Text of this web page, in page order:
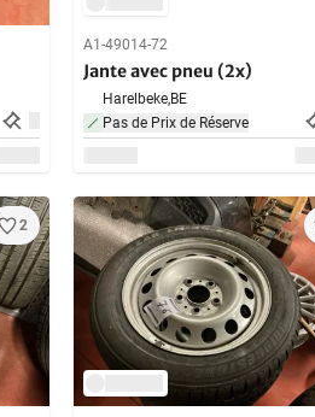
A1-49014-72
Jante avec pneu (2x)
Harelbeke,BE
Pas de Prix de Réserve
2